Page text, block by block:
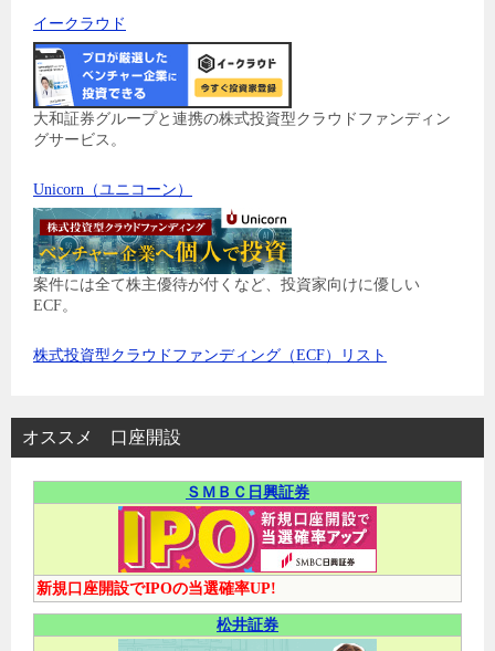
イークラウド
大和証券グループと連携の株式投資型クラウドファンディン
グサービス。
Unicorn（ユニコーン）
案件には全て株主優待が付くなど、投資家向けに優しい
ECF。
株式投資型クラウドファンディング（ECF）リスト
オススメ 口座開設
ＳＭＢＣ日興証券
新規口座開設でIPOの当選確率UP!
松井証券